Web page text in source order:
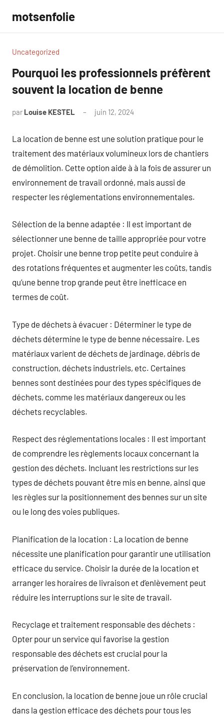
contenu
motsenfolie
Uncategorized
Pourquoi les professionnels préfèrent
souvent la location de benne
par Louise KESTEL juin 12, 2024
La location de benne est une solution pratique pour le
traitement des matériaux volumineux lors de chantiers
de démolition. Cette option aide à à la fois de assurer un
environnement de travail ordonné, mais aussi de
respecter les réglementations environnementales.
Sélection de la benne adaptée : Il est important de
sélectionner une benne de taille appropriée pour votre
projet. Choisir une benne trop petite peut conduire à
des rotations fréquentes et augmenter les coûts, tandis
qu’une benne trop grande peut être inefficace en
termes de coût.
Type de déchets à évacuer : Déterminer le type de
déchets détermine le type de benne nécessaire. Les
matériaux varient de déchets de jardinage, débris de
construction, déchets industriels, etc. Certaines
bennes sont destinées pour des types spécifiques de
déchets, comme les matériaux dangereux ou les
déchets recyclables.
Respect des réglementations locales : Il est important
de comprendre les règlements locaux concernant la
gestion des déchets. Incluant les restrictions sur les
types de déchets pouvant être mis en benne, ainsi que
les règles sur la positionnement des bennes sur un site
ou le long des voies publiques.
Planification de la location : La location de benne
nécessite une planification pour garantir une utilisation
efficace du service. Choisir la durée de la location et
arranger les horaires de livraison et d’enlèvement peut
réduire les interruptions sur le site de travail.
Recyclage et traitement responsable des déchets :
Opter pour un service qui favorise la gestion
responsable des déchets est crucial pour la
préservation de l’environnement.
En conclusion, la location de benne joue un rôle crucial
dans la gestion efficace des déchets pour tous les